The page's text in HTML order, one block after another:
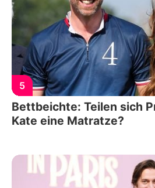
5
Bettbeichte: Teilen sich
Kate eine Matratze?